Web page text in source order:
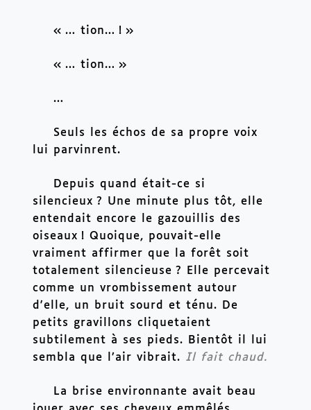
« … tion… ! »
« … tion… »
…
Seuls les échos de sa propre voix
lui parvinrent.
Depuis quand était-ce si
silencieux ? Une minute plus tôt, elle
entendait encore le gazouillis des
oiseaux ! Quoique, pouvait-elle
vraiment affirmer que la forêt soit
totalement silencieuse ? Elle percevait
comme un vrombissement autour
d'elle, un bruit sourd et ténu. De
petits gravillons cliquetaient
subtilement à ses pieds. Bientôt il lui
sembla que l’air vibrait. Il fait chaud.
La brise environnante avait beau